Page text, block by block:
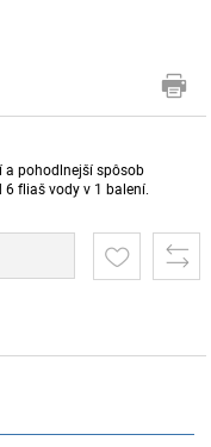
a pohodlnejší spôsob
fliaš vody v 1 balení.